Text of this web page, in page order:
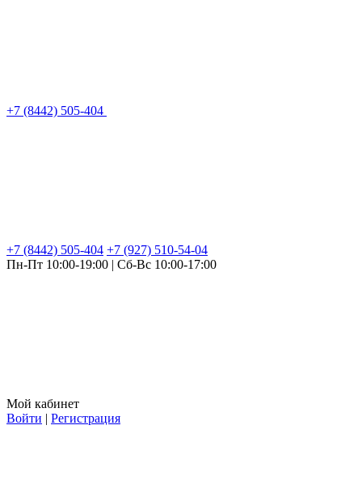
+7 (8442) 505-404
+7 (8442) 505-404 +7 (927) 510-54-04
Пн-Пт 10:00-19:00 | Сб-Вс 10:00-17:00
Мой кабинет
Войти | Регистрация